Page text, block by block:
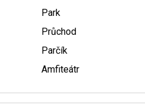
Park
Průchod
Parčík
Amfiteátr